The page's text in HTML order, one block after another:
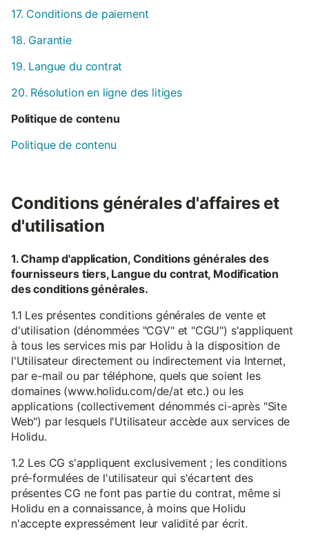
17. Conditions de paiement
18. Garantie
19. Langue du contrat
20. Résolution en ligne des litiges
Politique de contenu
Politique de contenu
Conditions générales d'affaires et
d'utilisation
1. Champ d'application, Conditions générales des
fournisseurs tiers, Langue du contrat, Modification
des conditions générales.
1.1 Les présentes conditions générales de vente et
d'utilisation (dénommées "CGV" et "CGU") s'appliquent
à tous les services mis par Holidu à la disposition de
l'Utilisateur directement ou indirectement via Internet,
par e-mail ou par téléphone, quels que soient les
domaines (www.holidu.com/de/at etc.) ou les
applications (collectivement dénommés ci-après "Site
Web") par lesquels l'Utilisateur accède aux services de
Holidu.
1.2 Les CG s'appliquent exclusivement ; les conditions
pré-formulées de l'utilisateur qui s'écartent des
présentes CG ne font pas partie du contrat, même si
Holidu en a connaissance, à moins que Holidu
n'accepte expressément leur validité par écrit.